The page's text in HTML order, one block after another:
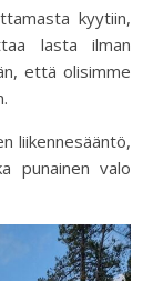
kyytiin,
lasta ilman
että olisimme
liikennesääntö,
punainen valo